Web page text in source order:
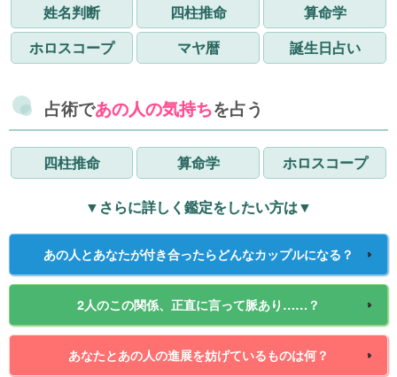
姓名判断 四柱推命
算命学
ホロスコープ
マヤ暦 誕生日占い
占術であの人の気持ちを占う
四柱推命 算命学 ホロスコープ
▼さらに詳しく鑑定をしたい方は▼
あの人とあなたが付き合ったらどんなカップルになる？
2人のこの関係、正直に言って脈あり……？
あなたとあの人の進展を妨げているものは何？